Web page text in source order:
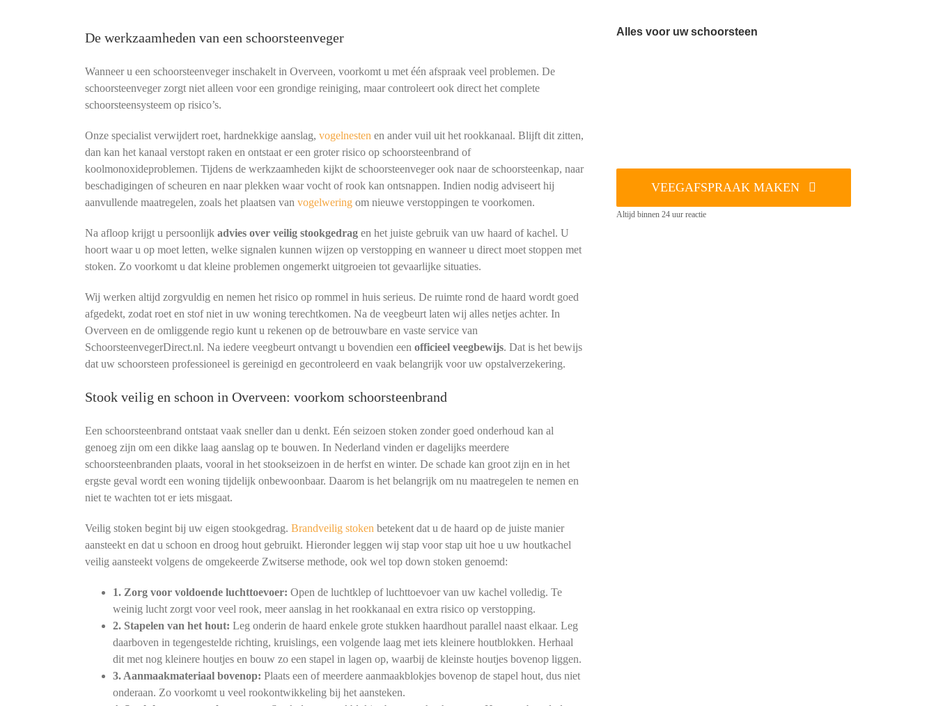
De werkzaamheden van een schoorsteenveger
Wanneer u een schoorsteenveger inschakelt in Overveen, voorkomt u met één afspraak veel problemen. De
schoorsteenveger zorgt niet alleen voor een grondige reiniging, maar controleert ook direct het complete
schoorsteensysteem op risico’s.
Onze specialist verwijdert roet, hardnekkige aanslag, vogelnesten en ander vuil uit het rookkanaal. Blijft dit zitten,
dan kan het kanaal verstopt raken en ontstaat er een groter risico op schoorsteenbrand of
koolmonoxideproblemen. Tijdens de werkzaamheden kijkt de schoorsteenveger ook naar de schoorsteenkap, naar
beschadigingen of scheuren en naar plekken waar vocht of rook kan ontsnappen. Indien nodig adviseert hij
aanvullende maatregelen, zoals het plaatsen van vogelweringom nieuwe verstoppingen te voorkomen.
Na afloop krijgt u persoonlijk advies over veilig stookgedragen het juiste gebruik van uw haard of kachel. U
hoort waar u op moet letten, welke signalen kunnen wijzen op verstopping en wanneer u direct moet stoppen met
stoken. Zo voorkomt u dat kleine problemen ongemerkt uitgroeien tot gevaarlijke situaties.
Wij werken altijd zorgvuldig en nemen het risico op rommel in huis serieus. De ruimte rond de haard wordt goed
afgedekt, zodat roet en stof niet in uw woning terechtkomen. Na de veegbeurt laten wij alles netjes achter. In
Overveen en de omliggende regio kunt u rekenen op de betrouwbare en vaste service van
SchoorsteenvegerDirect.nl. Na iedere veegbeurt ontvangt u bovendien een officieel veegbewijs. Dat is het bewijs
dat uw schoorsteen professioneel is gereinigd en gecontroleerd en vaak belangrijk voor uw opstalverzekering.
Stook veilig en schoon in Overveen: voorkom schoorsteenbrand
Een schoorsteenbrand ontstaat vaak sneller dan u denkt. Eén seizoen stoken zonder goed onderhoud kan al
genoeg zijn om een dikke laag aanslag op te bouwen. In Nederland vinden er dagelijks meerdere
schoorsteenbranden plaats, vooral in het stookseizoen in de herfst en winter. De schade kan groot zijn en in het
ergste geval wordt een woning tijdelijk onbewoonbaar. Daarom is het belangrijk om nu maatregelen te nemen en
niet te wachten tot er iets misgaat.
Veilig stoken begint bij uw eigen stookgedrag. Brandveilig stoken betekent dat u de haard op de juiste manier
aansteekt en dat u schoon en droog hout gebruikt. Hieronder leggen wij stap voor stap uit hoe u uw houtkachel
veilig aansteekt volgens de omgekeerde Zwitserse methode, ook wel top down stoken genoemd:
1. Zorg voor voldoende luchttoevoer: Open de luchtklep of luchttoevoer van uw kachel volledig. Te
weinig lucht zorgt voor veel rook, meer aanslag in het rookkanaal en extra risico op verstopping.
2. Stapelen van het hout: Leg onderin de haard enkele grote stukken haardhout parallel naast elkaar. Leg
daarboven in tegengestelde richting, kruislings, een volgende laag met iets kleinere houtblokken. Herhaal
dit met nog kleinere houtjes en bouw zo een stapel in lagen op, waarbij de kleinste houtjes bovenop liggen.
3. Aanmaakmateriaal bovenop: Plaats een of meerdere aanmaakblokjes bovenop de stapel hout, dus niet
onderaan. Zo voorkomt u veel rookontwikkeling bij het aansteken.
Alles voor uw schoorsteen
VEEGAFSPRAAK MAKEN
Altijd binnen 24 uur reactie